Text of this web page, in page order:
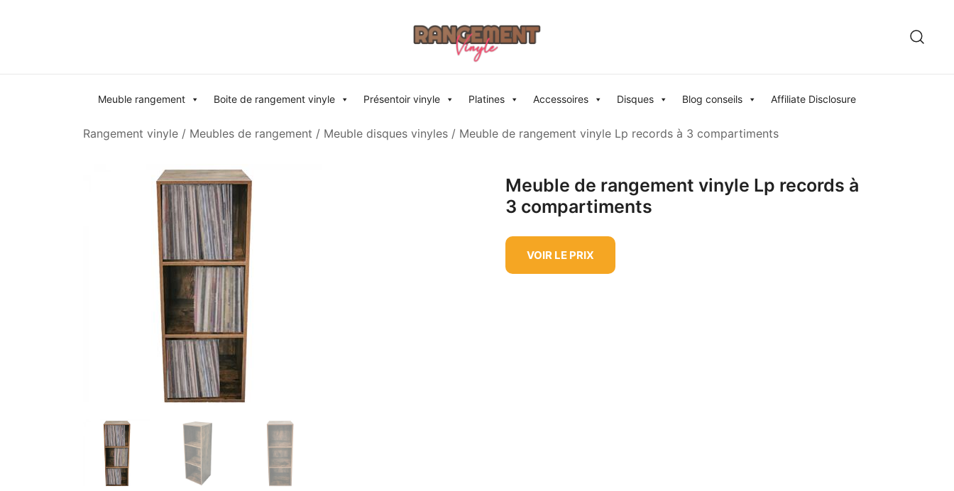
Meuble rangement Boite de rangement vinyle Présentoir vinyle Platines Accessoires Disques Blog conseils Affiliate Disclosure
Rangement vinyle / Meubles de rangement / Meuble disques vinyles / Meuble de rangement vinyle Lp records à 3 compartiments
Meuble de rangement vinyle Lp records à
3 compartiments
VOIR LE PRIX